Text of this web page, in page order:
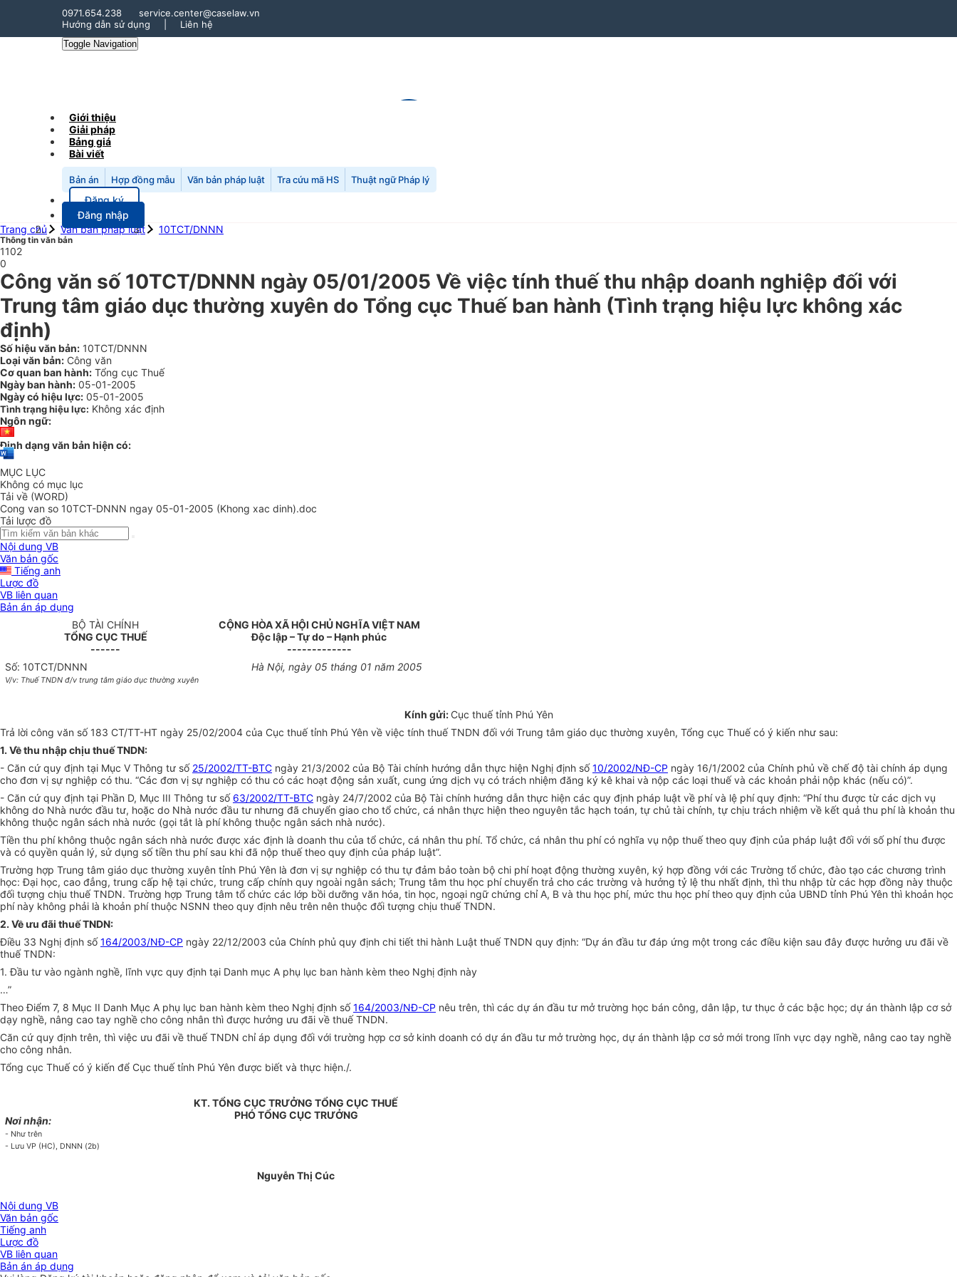
0971.654.238
service.center@caselaw.vn
Hướng dẫn sử dụng
Liên hệ
Toggle Navigation
Giới thiệu
Giải pháp
Bảng giá
Bài viết
Bản án Hợp đồng mẫu Văn bản pháp luật Tra cứu mã HS Thuật ngữ Pháp lý
Đăng ký
Đăng nhập
Trang chủ
Văn bản pháp luật 10TCT/DNNN
Thông tin văn bản
1102
0
Công văn số 10TCT/DNNN ngày 05/01/2005 Về việc tính thuế thu nhập doanh nghiệp đối với
Trung tâm giáo dục thường xuyên do Tổng cục Thuế ban hành (Tình trạng hiệu lực không xác
định)
Số hiệu văn bản: 10TCT/DNNN
Loại văn bản: Công văn
Cơ quan ban hành: Tổng cục Thuế
Ngày ban hành: 05-01-2005
Ngày có hiệu lực: 05-01-2005
Tình trạng hiệu lực: Không xác định
Ngôn ngữ:
Định dạng văn bản hiện có:
MỤC LỤC
Không có mục lục
Tải về (WORD)
Cong van so 10TCT-DNNN ngay 05-01-2005 (Khong xac dinh).doc
Tải lược đồ
Nội dung VB
Văn bản gốc
Tiếng anh
Lược đồ
VB liên quan
Bản án áp dụng
BỘ TÀI CHÍNH
TỔNG CỤC THUẾ
------
CỘNG HÒA XÃ HỘI CHỦ NGHĨA VIỆT NAM
Độc lập – Tự do – Hạnh phúc
-------------
Số: 10TCT/DNNN
V/v: Thuế TNDN đ/v trung tâm giáo dục thường xuyên
Hà Nội, ngày 05 tháng 01 năm 2005
Kính gửi: Cục thuế tỉnh Phú Yên
Trả lời công văn số 183 CT/TT-HT ngày 25/02/2004 của Cục thuế tỉnh Phú Yên về việc tính thuế TNDN đối với Trung tâm giáo dục thường xuyên, Tổng cục Thuế có ý kiến như sau:
1. Về thu nhập chịu thuế TNDN:
- Căn cứ quy định tại Mục V Thông tư số 25/2002/TT-BTC ngày 21/3/2002 của Bộ Tài chính hướng dẫn thực hiện Nghị định số10/2002/NĐ-CP ngày 16/1/2002 của Chính phủ về chế độ tài chính áp dụng
cho đơn vị sự nghiệp có thu. “Các đơn vị sự nghiệp có thu có các hoạt động sản xuất, cung ứng dịch vụ có trách nhiệm đăng ký kê khai và nộp các loại thuế và các khoản phải nộp khác (nếu có)”.
- Căn cứ quy định tại Phần D, Mục III Thông tư số 63/2002/TT-BTC ngày 24/7/2002 của Bộ Tài chính hướng dẫn thực hiện các quy định pháp luật về phí và lệ phí quy định: “Phí thu được từ các dịch vụ
không do Nhà nước đầu tư, hoặc do Nhà nước đầu tư nhưng đã chuyển giao cho tổ chức, cá nhân thực hiện theo nguyên tắc hạch toán, tự chủ tài chính, tự chịu trách nhiệm về kết quả thu phí là khoản thu
không thuộc ngân sách nhà nước (gọi tắt là phí không thuộc ngân sách nhà nước).
Tiền thu phí không thuộc ngân sách nhà nước được xác định là doanh thu của tổ chức, cá nhân thu phí. Tổ chức, cá nhân thu phí có nghĩa vụ nộp thuế theo quy định của pháp luật đối với số phí thu được
và có quyền quản lý, sử dụng số tiền thu phí sau khi đã nộp thuế theo quy định của pháp luật”.
Trường hợp Trung tâm giáo dục thường xuyên tỉnh Phú Yên là đơn vị sự nghiệp có thu tự đảm bảo toàn bộ chi phí hoạt động thường xuyên, ký hợp đồng với các Trường tổ chức, đào tạo các chương trình
học: Đại học, cao đẳng, trung cấp hệ tại chức, trung cấp chính quy ngoài ngân sách; Trung tâm thu học phí chuyển trả cho các trường và hưởng tỷ lệ thu nhất định, thì thu nhập từ các hợp đồng này thuộc
đối tượng chịu thuế TNDN. Trường hợp Trung tâm tổ chức các lớp bồi dưỡng văn hóa, tin học, ngoại ngữ chứng chỉ A, B và thu học phí, mức thu học phí theo quy định của UBND tỉnh Phú Yên thì khoản học
phí này không phải là khoản phí thuộc NSNN theo quy định nêu trên nên thuộc đối tượng chịu thuế TNDN.
2. Về ưu đãi thuế TNDN:
Điều 33 Nghị định số164/2003/NĐ-CP ngày 22/12/2003 của Chính phủ quy định chi tiết thi hành Luật thuế TNDN quy định: “Dự án đầu tư đáp ứng một trong các điều kiện sau đây được hưởng ưu đãi về
thuế TNDN:
1. Đầu tư vào ngành nghề, lĩnh vực quy định tại Danh mục A phụ lục ban hành kèm theo Nghị định này
…”
Theo Điểm 7, 8 Mục II Danh Mục A phụ lục ban hành kèm theo Nghị định số164/2003/NĐ-CP nêu trên, thì các dự án đầu tư mở trường học bán công, dân lập, tư thục ở các bậc học; dự án thành lập cơ sở
dạy nghề, nâng cao tay nghề cho công nhân thì được hưởng ưu đãi về thuế TNDN.
Căn cứ quy định trên, thì việc ưu đãi về thuế TNDN chỉ áp dụng đối với trường hợp cơ sở kinh doanh có dự án đầu tư mở trường học, dự án thành lập cơ sở mới trong lĩnh vực dạy nghề, nâng cao tay nghề
cho công nhân.
Tổng cục Thuế có ý kiến để Cục thuế tỉnh Phú Yên được biết và thực hiện./.
Nơi nhận:
- Như trên
- Lưu VP (HC), DNNN (2b)
KT. TỔNG CỤC TRƯỞNG TỔNG CỤC THUẾ
PHÓ TỔNG CỤC TRƯỞNG
Nguyễn Thị Cúc
Nội dung VB
Văn bản gốc
Tiếng anh
Lược đồ
VB liên quan
Bản án áp dụng